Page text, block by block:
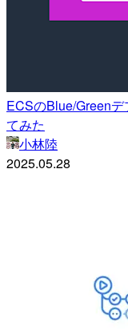
ECSのBlue/Green
てみた
小林陸
2025.05.28